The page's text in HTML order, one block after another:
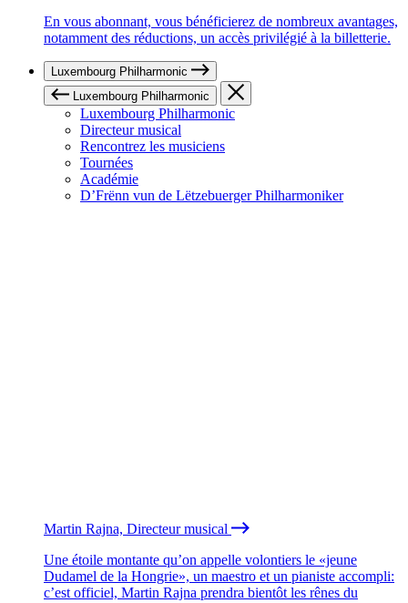
En vous abonnant, vous bénéficierez de nombreux avantages,
notamment des réductions, un accès privilégié à la billetterie.
Luxembourg Philharmonic
Luxembourg Philharmonic
Luxembourg Philharmonic
Directeur musical
Rencontrez les musiciens
Tournées
Académie
D’Frënn vun de Lëtzebuerger Philharmoniker
Martin Rajna, Directeur musical
Une étoile montante qu’on appelle volontiers le «jeune
Dudamel de la Hongrie», un maestro et un pianiste accompli:
c’est officiel, Martin Rajna prendra bientôt les rênes du